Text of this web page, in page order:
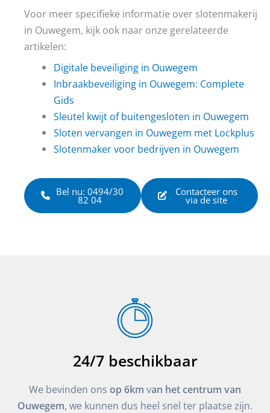
Voor meer specifieke informatie over slotenmakerij
in Ouwegem, kijk ook naar onze gerelateerde
artikelen:
Digitale beveiliging in Ouwegem
Inbraakbeveiliging in Ouwegem: Complete
Gids
Sleutel kwijt of buitengesloten in Ouwegem
Sloten vervangen in Ouwegem met Lockplus
Slotenmaker voor bedrijven in Ouwegem
Bel nu: 0494/30
82 04
Contacteer ons
via de site
24/7 beschikbaar
We bevinden ons op 6km van het centrum van
Ouwegem, we kunnen dus heel snel ter plaatse zijn.